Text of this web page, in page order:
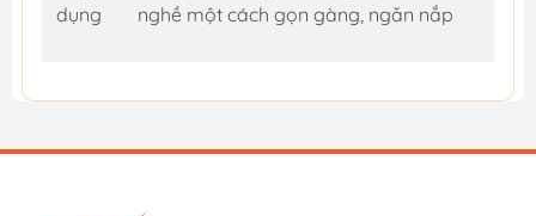
dụng
nghề một cách gọn gàng, ngăn nắp